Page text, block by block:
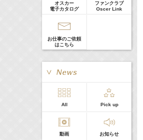
Tシャツが乾くまで
庄司浩平
> More
オスカー
電子カタログ
ファンクラブ
Oscer Link
お仕事のご依頼
はこちら
All Pick up
動画 お知らせ